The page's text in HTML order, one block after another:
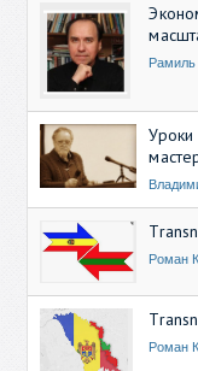
Рамиль
Роман
Роман